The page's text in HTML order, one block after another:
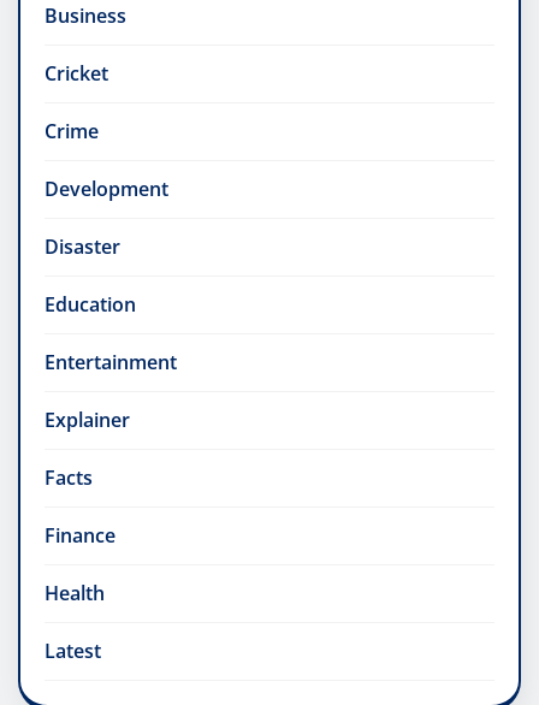
Business
Cricket
Crime
Development
Disaster
Education
Entertainment
Explainer
Facts
Finance
Health
Latest